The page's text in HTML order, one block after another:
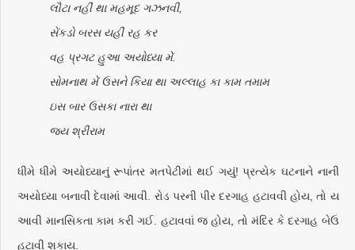
લૌટા નહીં થા મહમૂદ ગઝનવી,
સેંકડો બરસ યહીં રહ કર
વહ પ્રગટ હુઆ અયોધ્યા મેં.
સોમનાથ મેં ઉસને કિયા થા અલ્લાહ કા કામ તમામ
ઇસ બાર ઉસકા નારા થા
જય શ્રીરામ
ધીમે ધીમે અયોધ્યાનું રૂપાંતર મતપેટીમાં થઈ ગયું! પ્રત્યેક ઘટનાને નાની
અયોધ્યા બનાવી દેવામાં આવી. રોડ પરની પીર દરગાહ હટાવવી હોય, તો ય
આવી માનસિકતા કામ કરી ગઈ. હટાવવાં જ હોય, તો મંદિર કે દરગાહ બેઉ
હટાવી શકાય.